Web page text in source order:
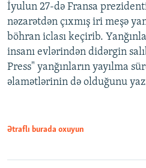
İyulun 27-də Fransa
nəzarətdən çıxmış iri meşə
böhran iclası keçirib.
insanı evlərindən didərgin
Press" yanğınların yayılma
əlamətlərinin də olduğunu
Ətraflı burada oxuyun